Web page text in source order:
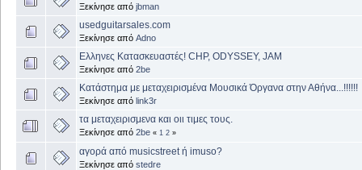
Ξεκίνησε από jbman
usedguitarsales.com
Ξεκίνησε από Adno
Ελληνες Κατασκευαστές! CHP, ODYSSEY, JAM
Ξεκίνησε από 2be
Κατάστημα με μεταχειρισμένα Μουσικά Όργανα στην Αθήνα...!!!!!!
Ξεκίνησε από link3r
τα μεταχειρισμενα και οιι τιμες τους.
Ξεκίνησε από 2be « 1 2 »
αγορά από musicstreet ή imuso?
Ξεκίνησε από stedre